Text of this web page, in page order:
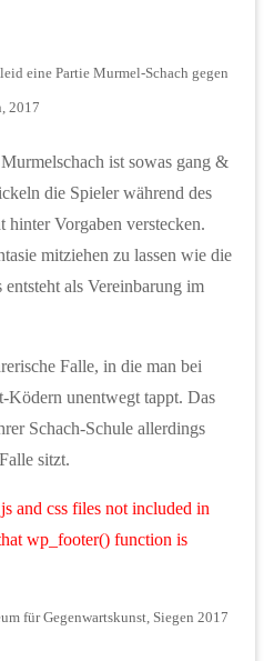
eine Partie Murmel-Schach gegen
2017
ist sowas gang &
die Spieler während des
hinter Vorgaben verstecken.
mitziehen zu lassen wie die
als Vereinbarung im
Falle, in die man bei
Ködern unentwegt tappt. Das
Schach-Schule allerdings
sitzt.
and css files not included in
wp_footer() function is
für Gegenwartskunst, Siegen 2017